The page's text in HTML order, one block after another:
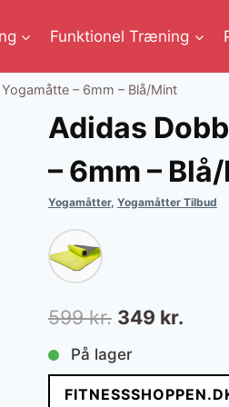
Funktionel Træning
– 6mm – Blå/Mint
Adidas
– 6mm –
Yogamåtter, Yogamåtter Tilbud
599kr. Den
oprindelige
pris
349 kr.Den
pris
På lager